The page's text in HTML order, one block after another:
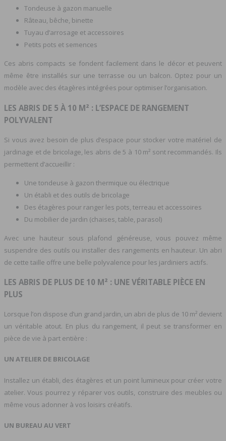
Tondeuse à gazon manuelle
Râteau, bêche, binette
Tuyau d’arrosage et accessoires
Petits pots et semences
Ces abris compacts se fondent facilement dans le décor et peuvent
même être installés sur une terrasse ou un balcon. Optez pour un
modèle avec des étagères intégrées pour optimiser l’organisation.
LES ABRIS DE 5 À 10 M² : L’ESPACE DE RANGEMENT
POLYVALENT
Si vous avez besoin de plus d’espace pour stocker votre matériel de
jardinage et de bricolage, les abris de 5 à 10 m² sont recommandés. Ils
permettent d’accueillir :
Une tondeuse à gazon thermique ou électrique
Un établi et des outils de bricolage
Des étagères pour ranger les pots, terreau et accessoires
Du mobilier de jardin (chaises, table, parasol)
Avec une hauteur sous plafond généreuse, vous pouvez même
suspendre des outils ou installer des rangements en hauteur. Un abri
de cette taille offre une belle polyvalence pour les jardiniers actifs.
LES ABRIS DE PLUS DE 10 M² : UNE VÉRITABLE PIÈCE EN
PLUS
Lorsque l’on dispose d’un grand jardin, un abri de plus de 10 m² devient
un véritable atout. En plus du rangement, il peut se transformer en
pièce de vie à part entière :
UN ATELIER DE BRICOLAGE
Installez un établi, des étagères et un point lumineux pour créer votre
atelier. Vous pourrez y réparer vos outils, construire des meubles ou
même vous adonner à vos loisirs créatifs.
UN BUREAU AU VERT